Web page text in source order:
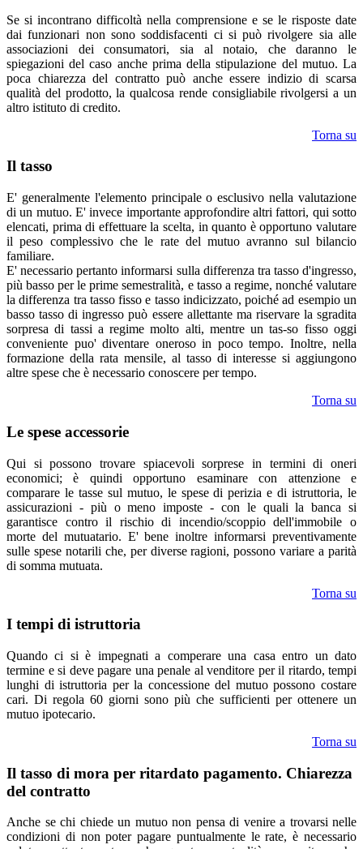
Se si incontrano difficoltà nella comprensione e se le risposte date
dai funzionari non sono soddisfacenti ci si può rivolgere sia alle
associazioni dei consumatori, sia al notaio, che daranno le
spiegazioni del caso anche prima della stipulazione del mutuo. La
poca chiarezza del contratto può anche essere indizio di scarsa
qualità del prodotto, la qualcosa rende consigliabile rivolgersi a un
altro istituto di credito.
Torna su
Il tasso
E' generalmente l'elemento principale o esclusivo nella valutazione
di un mutuo. E' invece importante approfondire altri fattori, qui sotto
elencati, prima di effettuare la scelta, in quanto è opportuno valutare
il peso complessivo che le rate del mutuo avranno sul bilancio
familiare.
E' necessario pertanto informarsi sulla differenza tra tasso d'ingresso,
più basso per le prime semestralità, e tasso a regime, nonché valutare
la differenza tra tasso fisso e tasso indicizzato, poiché ad esempio un
basso tasso di ingresso può essere allettante ma riservare la sgradita
sorpresa di tassi a regime molto alti, mentre un tas-so fisso oggi
conveniente puo' diventare oneroso in poco tempo. Inoltre, nella
formazione della rata mensile, al tasso di interesse si aggiungono
altre spese che è necessario conoscere per tempo.
Torna su
Le spese accessorie
Qui si possono trovare spiacevoli sorprese in termini di oneri
economici; è quindi opportuno esaminare con attenzione e
comparare le tasse sul mutuo, le spese di perizia e di istruttoria, le
assicurazioni - più o meno imposte - con le quali la banca si
garantisce contro il rischio di incendio/scoppio dell'immobile o
morte del mutuatario. E' bene inoltre informarsi preventivamente
sulle spese notarili che, per diverse ragioni, possono variare a parità
di somma mutuata.
Torna su
I tempi di istruttoria
Quando ci si è impegnati a comperare una casa entro un dato
termine e si deve pagare una penale al venditore per il ritardo, tempi
lunghi di istruttoria per la concessione del mutuo possono costare
cari. Di regola 60 giorni sono più che sufficienti per ottenere un
mutuo ipotecario.
Torna su
Il tasso di mora per ritardato pagamento. Chiarezza
del contratto
Anche se chi chiede un mutuo non pensa di venire a trovarsi nelle
condizioni di non poter pagare puntualmente le rate, è necessario